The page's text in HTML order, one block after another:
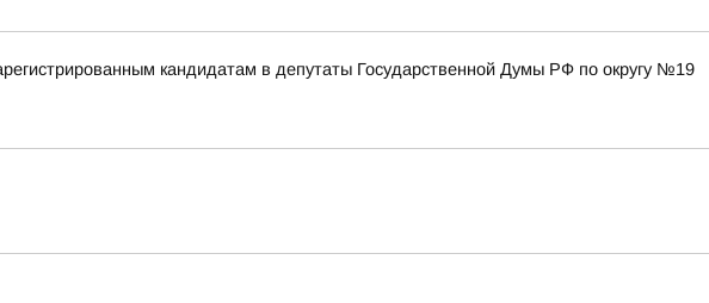
кандидатам в депутаты Государственной Думы РФ по округу №19